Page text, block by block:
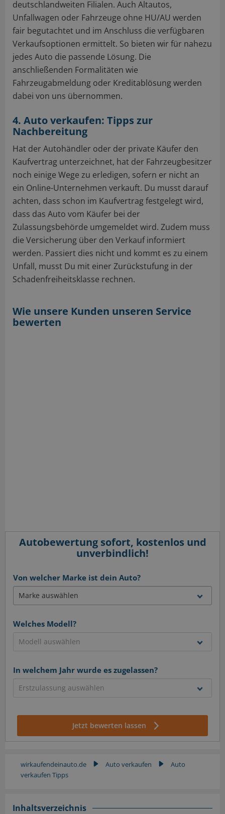
deutschlandweiten Filialen. Auch Altautos,
Unfallwagen oder Fahrzeuge ohne HU/AU werden
fair begutachtet und im Anschluss die verfügbaren
Verkaufsoptionen ermittelt. So bieten wir für nahezu
jedes Auto die passende Lösung. Die
anschließenden Formalitäten wie
Fahrzeugabmeldung oder Kreditablösung werden
dabei von uns übernommen.
4. Auto verkaufen: Tipps zur
Nachbereitung
Hat der Autohändler oder der private Käufer den
Kaufvertrag unterzeichnet, hat der Fahrzeugbesitzer
noch einige Wege zu erledigen, sofern er nicht an
ein Online-Unternehmen verkauft. Du musst darauf
achten, dass schon im Kaufvertrag festgelegt wird,
dass das Auto vom Käufer bei der
Zulassungsbehörde umgemeldet wird. Zudem muss
die Versicherung über den Verkauf informiert
werden. Passiert dies nicht und kommt es zu einem
Unfall, musst Du mit einer Zurückstufung in der
Schadenfreiheitsklasse rechnen.
Wie unsere Kunden unseren Service
bewerten
Autobewertung sofort, kostenlos und
unverbindlich!
Von welcher Marke ist dein Auto?
Welches Modell?
In welchem Jahr wurde es zugelassen?
Jetzt bewerten lassen
wirkaufendeinauto.de Auto verkaufen
Auto
verkaufen Tipps
Inhaltsverzeichnis